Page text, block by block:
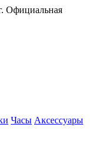
Официальная
Часы Аксессуары